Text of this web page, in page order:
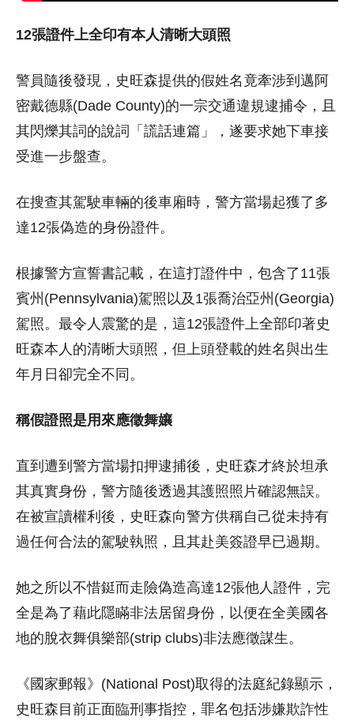
12張證件上全印有本人清晰大頭照
警員隨後發現，史旺森提供的假姓名竟牽涉到邁阿
密戴德縣(Dade County)的一宗交通違規逮捕令，且
其閃爍其詞的說詞「謊話連篇」，遂要求她下車接
受進一步盤查。
在搜查其駕駛車輛的後車廂時，警方當場起獲了多
達12張偽造的身份證件。
根據警方宣誓書記載，在這打證件中，包含了11張
賓州(Pennsylvania)駕照以及1張喬治亞州(Georgia)
駕照。最令人震驚的是，這12張證件上全部印著史
旺森本人的清晰大頭照，但上頭登載的姓名與出生
年月日卻完全不同。
稱假證照是用來應徵舞孃
直到遭到警方當場扣押逮捕後，史旺森才終於坦承
其真實身份，警方隨後透過其護照照片確認無誤。
在被宣讀權利後，史旺森向警方供稱自己從未持有
過任何合法的駕駛執照，且其赴美簽證早已過期。
她之所以不惜鋌而走險偽造高達12張他人證件，完
全是為了藉此隱瞞非法居留身份，以便在全美國各
地的脫衣舞俱樂部(strip clubs)非法應徵謀生。
《國家郵報》(National Post)取得的法庭紀錄顯示，
史旺森目前正面臨刑事指控，罪名包括涉嫌欺詐性